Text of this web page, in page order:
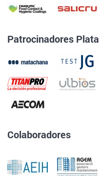
Patrocinadores Plata
Colaboradores